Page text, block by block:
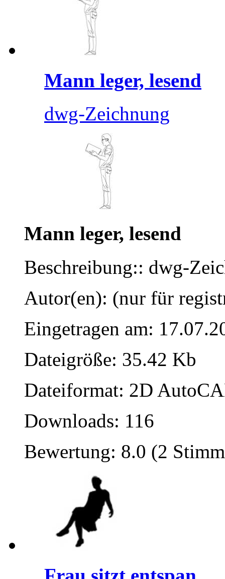
Mann leger, lesend
dwg-Zeichnung
Mann leger, lesend
Beschreibung:: dwg-
Autor(en): (nur für
Eingetragen am:
Dateigröße: 35.42 Kb
Dateiformat: 2D
Downloads: 116
Bewertung: 8.0 (2